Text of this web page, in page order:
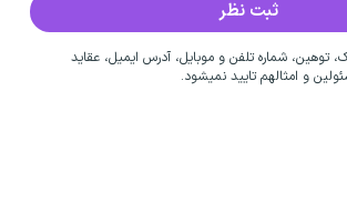
توهین، شماره تلفن و موبایل، آدرس ایمیل، عقاید
و امثالهم تایید نمیشود.